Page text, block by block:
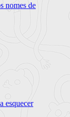
nomes de